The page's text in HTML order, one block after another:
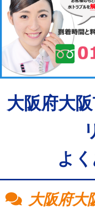
大阪府大
よ
大阪府大